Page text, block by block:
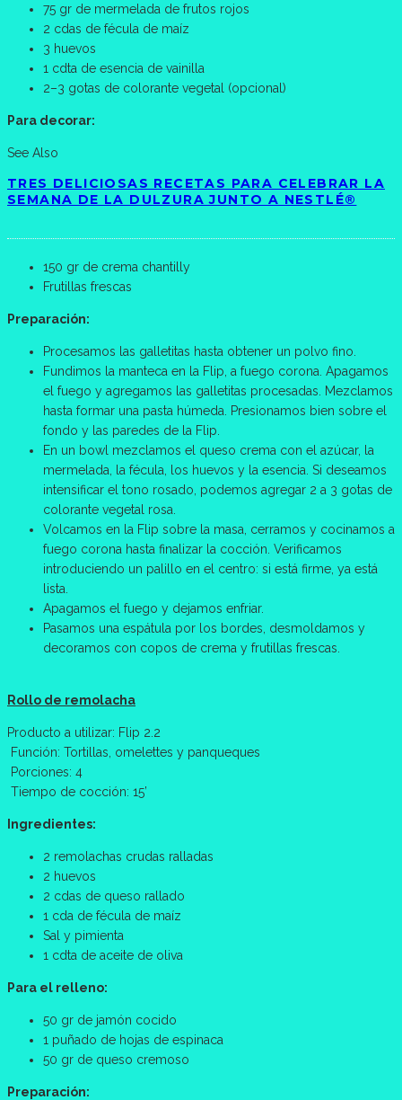
75 gr de mermelada de frutos rojos
2 cdas de fécula de maíz
3 huevos
1 cdta de esencia de vainilla
2–3 gotas de colorante vegetal (opcional)
Para decorar:
See Also
TRES DELICIOSAS RECETAS PARA CELEBRAR LA
SEMANA DE LA DULZURA JUNTO A NESTLÉ®
150 gr de crema chantilly
Frutillas frescas
Preparación:
Procesamos las galletitas hasta obtener un polvo fino.
Fundimos la manteca en la Flip, a fuego corona. Apagamos
el fuego y agregamos las galletitas procesadas. Mezclamos
hasta formar una pasta húmeda. Presionamos bien sobre el
fondo y las paredes de la Flip.
En un bowl mezclamos el queso crema con el azúcar, la
mermelada, la fécula, los huevos y la esencia. Si deseamos
intensificar el tono rosado, podemos agregar 2 a 3 gotas de
colorante vegetal rosa.
Volcamos en la Flip sobre la masa, cerramos y cocinamos a
fuego corona hasta finalizar la cocción. Verificamos
introduciendo un palillo en el centro: si está firme, ya está
lista.
Apagamos el fuego y dejamos enfriar.
Pasamos una espátula por los bordes, desmoldamos y
decoramos con copos de crema y frutillas frescas.
Rollo de remolacha
Producto a utilizar: Flip 2.2
Función: Tortillas, omelettes y panqueques
Porciones: 4
Tiempo de cocción: 15’
Ingredientes:
2 remolachas crudas ralladas
2 huevos
2 cdas de queso rallado
1 cda de fécula de maíz
Sal y pimienta
1 cdta de aceite de oliva
Para el relleno:
50 gr de jamón cocido
1 puñado de hojas de espinaca
50 gr de queso cremoso
Preparación: